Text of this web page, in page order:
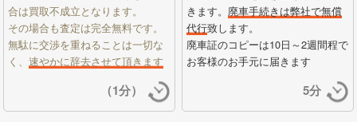
合は買取不成立となります。
その場合も査定は完全無料です。
無駄に交渉を重ねることは一切な
く、速やかに辞去させて頂きます
（1分）
きます。 廃車手続きは弊社で無償
代行致します。
廃車証のコピーは10日～2週間程で
お客様のお手元に届きます
5分